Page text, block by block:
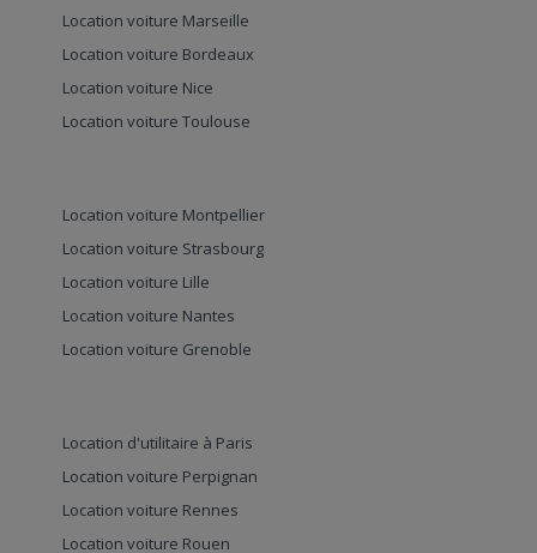
Location voiture Marseille
Location voiture Bordeaux
Location voiture Nice
Location voiture Toulouse
Location voiture Montpellier
Location voiture Strasbourg
Location voiture Lille
Location voiture Nantes
Location voiture Grenoble
Location d'utilitaire à Paris
Location voiture Perpignan
Location voiture Rennes
Location voiture Rouen